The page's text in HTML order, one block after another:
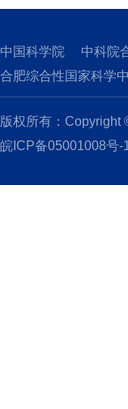
中国科学院 中科院
合肥综合性国家科学
版权所有：Copyright
皖ICP备05001008号-